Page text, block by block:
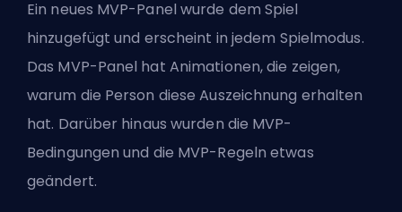
Ein neues MVP-Panel wurde dem Spiel
hinzugefügt und erscheint in jedem Spielmodus.
Das MVP-Panel hat Animationen, die zeigen,
warum die Person diese Auszeichnung erhalten
hat. Darüber hinaus wurden die MVP-
Bedingungen und die MVP-Regeln etwas
geändert.